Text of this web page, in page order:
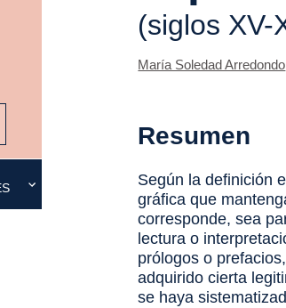
Seleccione
el
(siglos XV-
María Soledad Arredondo
Resumen
Según la definición
gráfica que
corresponde, sea
lectura o
prólogos o
adquirido cierta
se haya